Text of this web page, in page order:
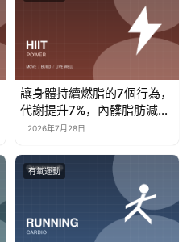
讓身體持續燃脂的7個行為，
代謝提升7%，內髒脂肪減掉
10%
2026年7月28日
有氧運動